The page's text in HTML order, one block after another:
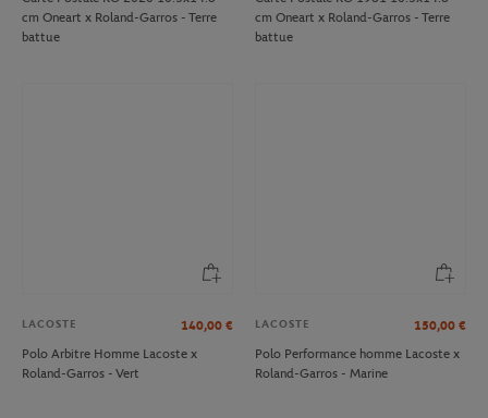
cm Oneart x Roland-Garros - Terre
battue
cm Oneart x Roland-Garros - Terre
battue
LACOSTE 140,00 €
Polo Arbitre Homme Lacoste x
Roland-Garros - Vert
LACOSTE 150,00 €
Polo Performance homme Lacoste x
Roland-Garros - Marine